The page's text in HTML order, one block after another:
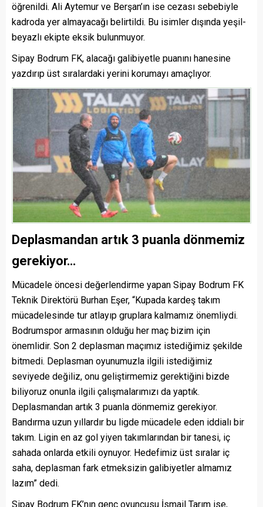
öğrenildi. Ali Aytemur ve Berşan’ın ise cezası sebebiyle
kadroda yer almayacağı belirtildi. Bu isimler dışında yeşil-
beyazlı ekipte eksik bulunmuyor.
Sipay Bodrum FK, alacağı galibiyetle puanını hanesine
yazdırıp üst sıralardaki yerini korumayı amaçlıyor.
Deplasmandan artık 3 puanla dönmemiz
gerekiyor…
Mücadele öncesi değerlendirme yapan Sipay Bodrum FK
Teknik Direktörü Burhan Eşer, “Kupada kardeş takım
mücadelesinde tur atlayıp gruplara kalmamız önemliydi.
Bodrumspor armasının olduğu her maç bizim için
önemlidir. Son 2 deplasman maçımız istediğimiz şekilde
bitmedi. Deplasman oyunumuzla ilgili istediğimiz
seviyede değiliz, onu geliştirmemiz gerektiğini bizde
biliyoruz onunla ilgili çalışmalarımızı da yaptık.
Deplasmandan artık 3 puanla dönmemiz gerekiyor.
Bandırma uzun yıllardır bu ligde mücadele eden iddialı bir
takım. Ligin en az gol yiyen takımlarından bir tanesi, iç
sahada onlarda etkili oynuyor. Hedefimiz üst sıralar iç
saha, deplasman fark etmeksizin galibiyetler almamız
lazım” dedi.
Sipay Bodrum FK’nın genç oyuncusu İsmail Tarım ise,